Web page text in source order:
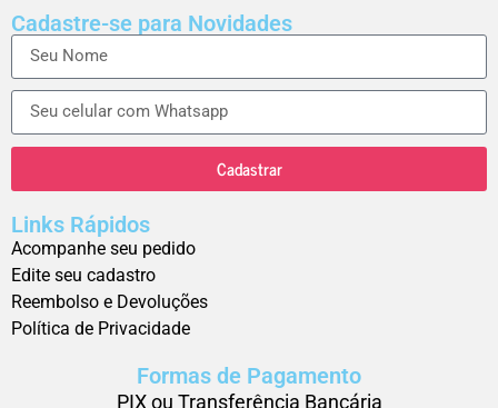
Cadastre-se para Novidades
Cadastrar
Links Rápidos
Acompanhe seu pedido
Edite seu cadastro
Reembolso e Devoluções
Política de Privacidade
Formas de Pagamento
PIX ou Transferência Bancária